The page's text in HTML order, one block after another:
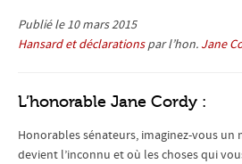
Publié le 10 mars 2015
Hansard et déclarationspar l’hon. Jane
L’honorable Jane Cordy :
Honorables sénateurs, imaginez-vous un
devient l’inconnu et où les choses qui